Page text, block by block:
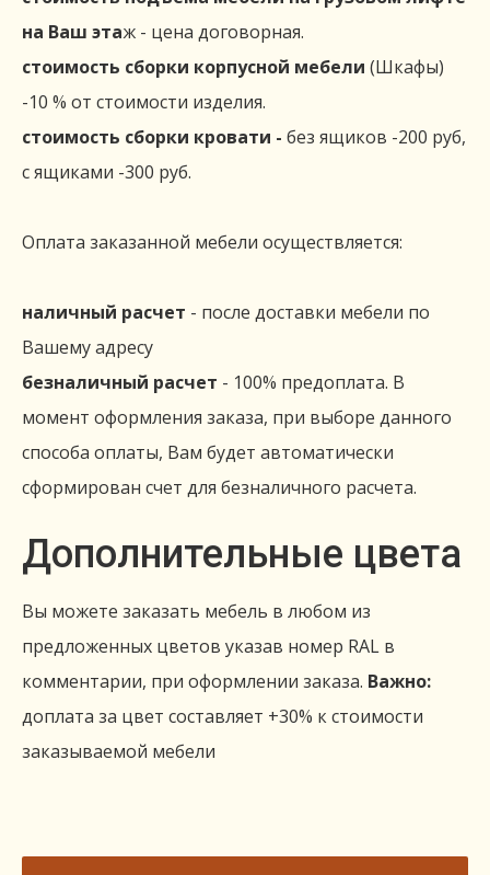
на Ваш этаж - цена договорная.
стоимость сборки корпусной мебели (Шкафы)
-10 % от стоимости изделия.
стоимость сборки кровати - без ящиков -200 руб,
с ящиками -300 руб.
Оплата заказанной мебели осуществляется:
наличный расчет - после доставки мебели по
Вашему адресу
безналичный расчет - 100% предоплата. В
момент оформления заказа, при выборе данного
способа оплаты, Вам будет автоматически
сформирован счет для безналичного расчета.
Дополнительные цвета
Вы можете заказать мебель в любом из
предложенных цветов указав номер RAL в
комментарии, при оформлении заказа. Важно:
доплата за цвет составляет +30% к стоимости
заказываемой мебели